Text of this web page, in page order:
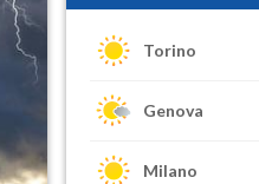
Torino
Genova
Milano